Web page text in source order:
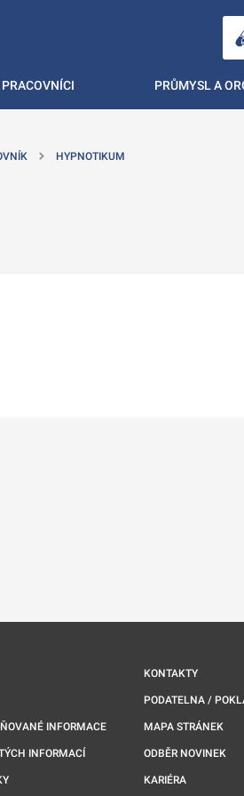
PRŮMYSL A
HYPNOTIKUM
INFORMACE
INFORMACÍ
KONTAKTY
PODATELNA /
MAPA STRÁNEK
ODBĚR NOVINEK
KARIÉRA